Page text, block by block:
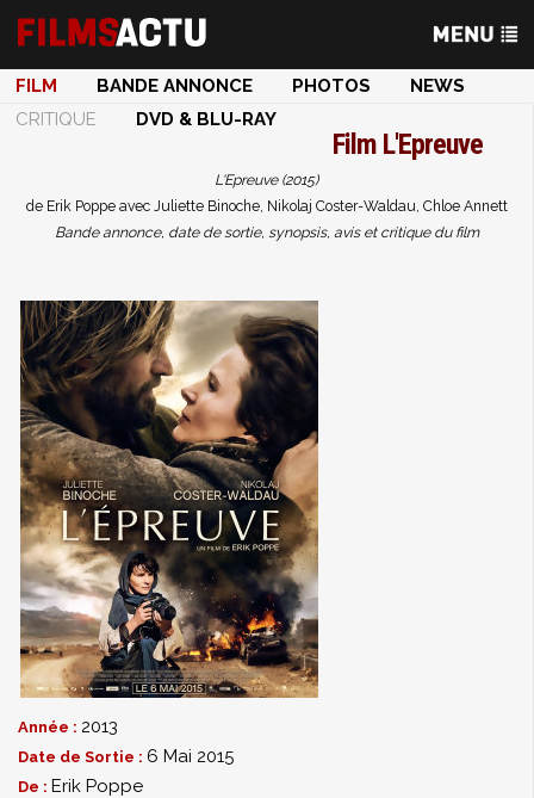
FILM BANDE ANNONCE PHOTOS
NEWS
CRITIQUE
DVD & BLU-RAY
Film L'Epreuve
L'Epreuve (2015)
de Erik Poppe avec Juliette Binoche, Nikolaj Coster-Waldau, Chloe Annett
Bande annonce, date de sortie, synopsis, avis et critique du film
Année : 2013
Date de Sortie : 6 Mai 2015
De : Erik Poppe